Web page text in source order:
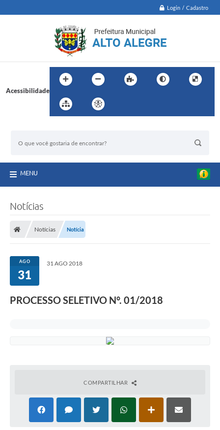
Login / Cadastro
Acessibilidade
MENU
Notícias
Notícias Notícia
AGO
31
31 AGO 2018
PROCESSO SELETIVO N°. 01/2018
COMPARTILHAR